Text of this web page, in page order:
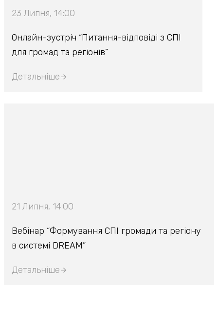
23 Липня, 14:00
Онлайн-зустріч “Питання-відповіді з СПІ
для громад та регіонів”
Детальніше
21 Липня, 14:00
Вебінар “Формування СПІ громади та регіону
в системі DREAM”
Детальніше